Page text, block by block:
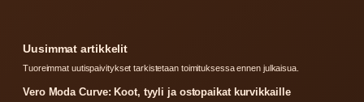
Uusimmat artikkelit
Tuoreimmat uutispaivitykset tarkistetaan toimituksessa ennen julkaisua.
Vero Moda Curve: Koot, tyyli ja ostopaikat kurvikkaille